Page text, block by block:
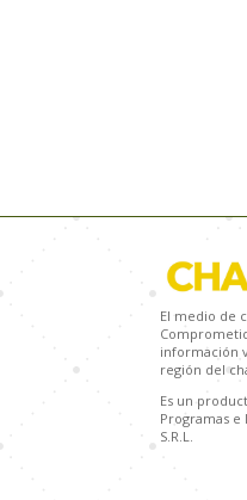
El medio de
información
región del
Es un
Programas e
S.R.L.